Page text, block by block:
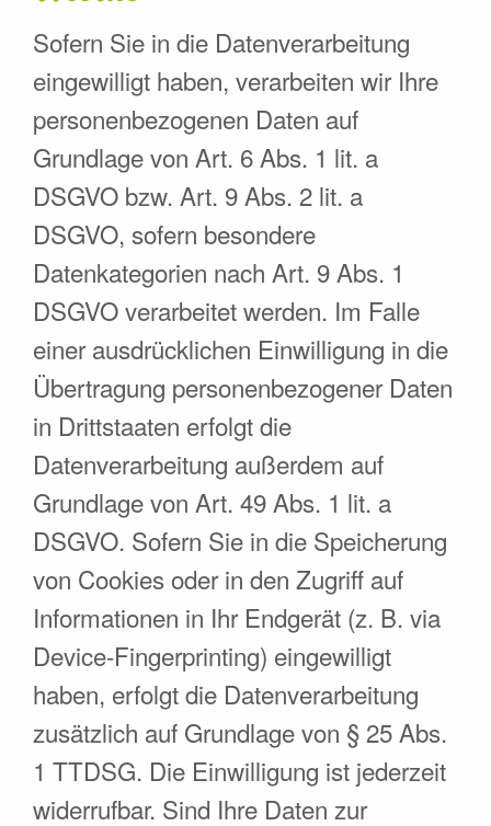
Sofern Sie in die Datenverarbeitung
eingewilligt haben, verarbeiten wir Ihre
personenbezogenen Daten auf
Grundlage von Art. 6 Abs. 1 lit. a
DSGVO bzw. Art. 9 Abs. 2 lit. a
DSGVO, sofern besondere
Datenkategorien nach Art. 9 Abs. 1
DSGVO verarbeitet werden. Im Falle
einer ausdrücklichen Einwilligung in die
Übertragung personenbezogener Daten
in Drittstaaten erfolgt die
Datenverarbeitung außerdem auf
Grundlage von Art. 49 Abs. 1 lit. a
DSGVO. Sofern Sie in die Speicherung
von Cookies oder in den Zugriff auf
Informationen in Ihr Endgerät (z. B. via
Device-Fingerprinting) eingewilligt
haben, erfolgt die Datenverarbeitung
zusätzlich auf Grundlage von § 25 Abs.
1 TTDSG. Die Einwilligung ist jederzeit
widerrufbar. Sind Ihre Daten zur